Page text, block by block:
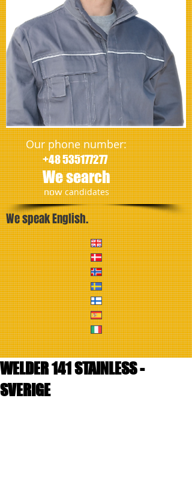
Our phone number:
+48 535177277
We search
​nowcandidates
We speak English.
WELDER 141 STAINLESS -
SVERIGE